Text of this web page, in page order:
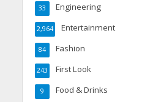
Engineering
33
Entertainment
2,964
Fashion
84
First Look
243
Food & Drinks
9